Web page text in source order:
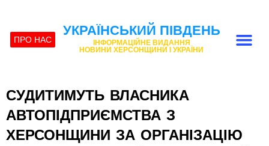
ПРО НАС
УКРАЇНСЬКИЙ ПІВДЕНЬ
ІНФОРМАЦІЙНЕ ВИДАННЯ
НОВИНИ ХЕРСОНЩИНИ І УКРАЇНИ
СУДИТИМУТЬ ВЛАСНИКА
АВТОПІДПРИЄМСТВА З
ХЕРСОНЩИНИ ЗА ОРГАНІЗАЦІЮ